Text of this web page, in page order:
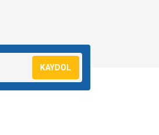
KAYDOL